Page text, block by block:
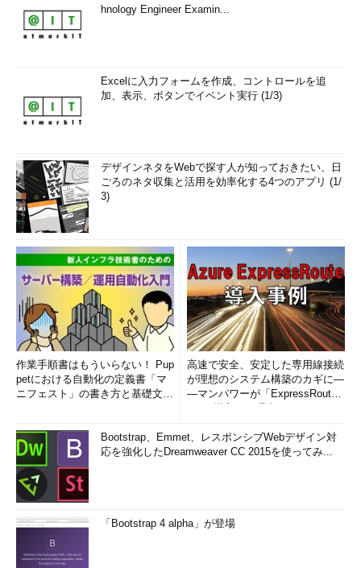
合格するツボとコツを解説しま
hnology Engineer Examin...
Excelに入力フォームを作成、コントロールを追
加、表示、ボタンでイベント実行 (1/3)
デザインネタをWebで探す人が知っておきたい、日
ごろのネタ収集と活用を効率化する4つのアプリ (1/
3)
作業手順書はもういらない！ Pup
petにおける自動化の定義書「マ
ニフェスト」の書き方と基礎文法
高速で安全、安定した専用線接続
が理想のシステム構築のカギに―
―マンパワーが「ExpressRout
Bootstrap、Emmet、レスポンシブWebデザイン対
応を強化したDreamweaver CC 2015を使ってみ...
「Bootstrap 4 alpha」が登場